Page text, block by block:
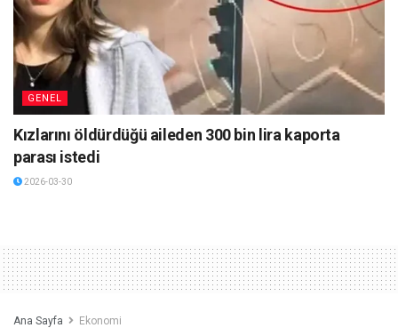
GENEL
Kızlarını öldürdüğü aileden 300 bin lira kaporta
parası istedi
2026-03-30
Ana Sayfa Ekonomi